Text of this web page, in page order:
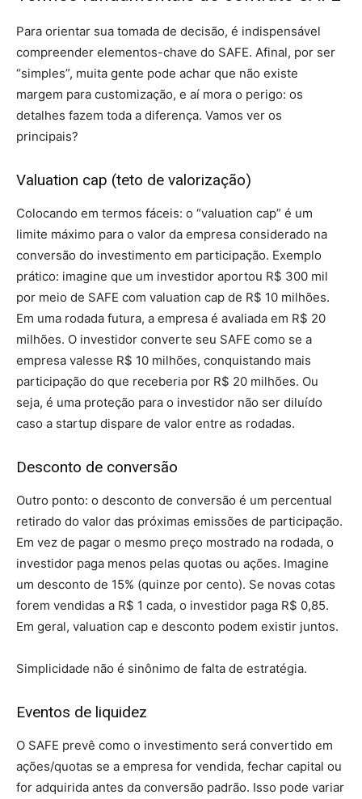
Para orientar sua tomada de decisão, é indispensável
compreender elementos-chave do SAFE. Afinal, por ser
“simples”, muita gente pode achar que não existe
margem para customização, e aí mora o perigo: os
detalhes fazem toda a diferença. Vamos ver os
principais?
Valuation cap (teto de valorização)
Colocando em termos fáceis: o “valuation cap” é um
limite máximo para o valor da empresa considerado na
conversão do investimento em participação. Exemplo
prático: imagine que um investidor aportou R$ 300 mil
por meio de SAFE com valuation cap de R$ 10 milhões.
Em uma rodada futura, a empresa é avaliada em R$ 20
milhões. O investidor converte seu SAFE como se a
empresa valesse R$ 10 milhões, conquistando mais
participação do que receberia por R$ 20 milhões. Ou
seja, é uma proteção para o investidor não ser diluído
caso a startup dispare de valor entre as rodadas.
Desconto de conversão
Outro ponto: o desconto de conversão é um percentual
retirado do valor das próximas emissões de participação.
Em vez de pagar o mesmo preço mostrado na rodada, o
investidor paga menos pelas quotas ou ações. Imagine
um desconto de 15% (quinze por cento). Se novas cotas
forem vendidas a R$ 1 cada, o investidor paga R$ 0,85.
Em geral, valuation cap e desconto podem existir juntos.
Simplicidade não é sinônimo de falta de estratégia.
Eventos de liquidez
O SAFE prevê como o investimento será convertido em
ações/quotas se a empresa for vendida, fechar capital ou
for adquirida antes da conversão padrão. Isso pode variar